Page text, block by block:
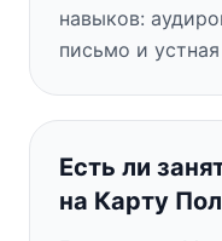
навыков:
письмо и устная
Есть ли
на Карту